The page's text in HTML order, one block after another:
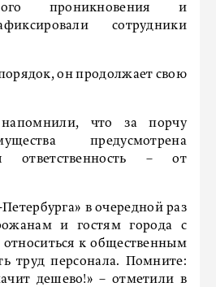
проникновения и
сотрудники
он продолжает свою
что за порчу
предусмотрена
ответственность – от
в очередной раз
и гостям города с
к общественным
труд персонала. Помните:
дешево!» – отметили в